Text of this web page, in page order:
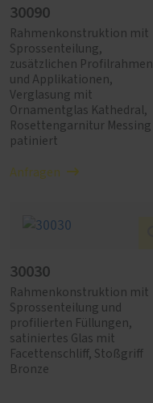
30090
Rahmenkonstruktion mit
Sprossenteilung,
zusätzlichen Profilrahmen
und Applikationen,
Verglasung mit
Ornamentglas Kathedral,
Rosettengarnitur Messing
patiniert
Anfragen
30030
Rahmenkonstruktion mit
Sprossenteilung und
profilierten Füllungen,
satiniertes Glas mit
Facettenschliff, Stoßgriff
Bronze